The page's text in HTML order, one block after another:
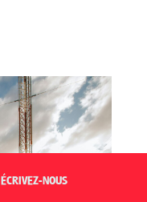
ÉCRIVEZ-NOUS